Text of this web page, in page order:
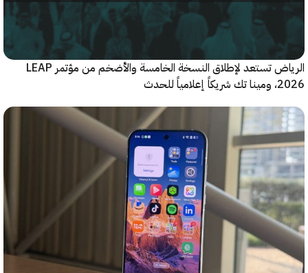
الرياض تستعد لإطلاق النسخة الخامسة والأضخم من مؤتمر LEAP
للحدث